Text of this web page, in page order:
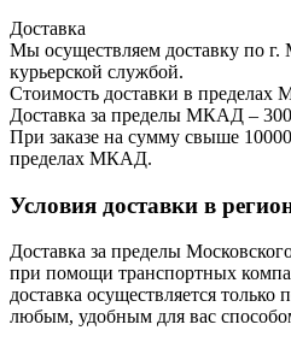
Доставка
Мы осуществляем доставку по
курьерской службой.
Стоимость доставки в
Доставка за пределы МКАД –
При заказе на сумму свыше
пределах МКАД.
Условия доставки в
Доставка за пределы
при помощи транспортных
доставка осуществляется только
любым, удобным для вас